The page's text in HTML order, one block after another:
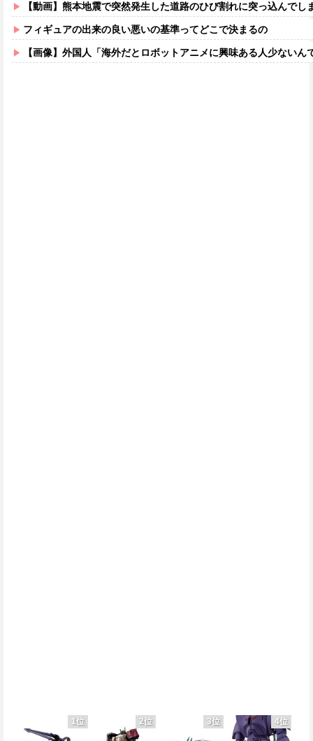
【動画】熊本地震で突然発生した道路のひび割れに突っ込んでし
フィギュアの出来の良い悪いの基準ってどこで決まるの
【画像】外国人「海外だとロボットアニメに興味ある人少ないん
1位 2位 3位 4位